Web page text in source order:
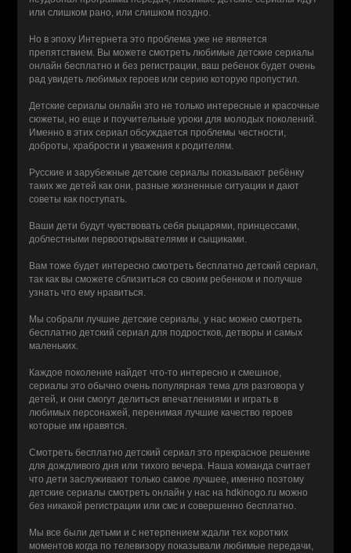
или слишком рано, или слишком поздно.
Но в эпоху Интернета это проблема уже не является
препятствием. Вы можете смотреть любимые детские сериалы
онлайн бесплатно и без регистрации, ваш ребенок будет очень
рад увидеть любимых героев или серию которую пропустил.
Детские сериалы онлайн это не только интересные и красочные
сюжеты, но еще и поучительные уроки для молодых поколений.
Именно в этих сериал обсуждается проблемы честности,
доброты, храбрости и уважения к родителям.
Русские и зарубежные детские сериалы показывают ребёнку
таких же детей как они, разные жизненные ситуации и дают
советы как поступать.
Ваши дети будут чувствовать себя рыцарями, принцессами,
доблестными первооткрывателями и сыщиками.
Вам тоже будет интересно смотреть бесплатно детский сериал,
так как вы сможете сблизиться со своим ребенком и получше
узнать что ему нравиться.
Мы собрали лучшие детские сериалы, у нас можно смотреть
бесплатно детский сериал для подростков, детворы и самых
маленьких.
Каждое поколение найдет что-то интересно и смешное,
сериалы это обычно очень популярная тема для разговора у
детей, и они смогут делиться впечатлениями и играть в
любимых персонажей, перенимая лучшие качество героев
которые им нравятся.
Смотреть бесплатно детский сериал это прекрасное решение
для дождливого дня или тихого вечера. Наша команда считает
что дети заслуживают только самое лучшее, именно поэтому
детские сериалы смотреть онлайн у нас на hdkinogo.ru можно
без никакой регистрации или смс и совершенно бесплатно.
Мы все были детьми и с нетерпением ждали тех коротких
моментов когда по телевизору показывали любимые передачи,